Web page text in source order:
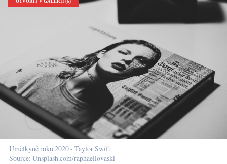
Umělkyně roku 2020 - Taylor Swift
Source: Unsplash.com/raphaellovaski